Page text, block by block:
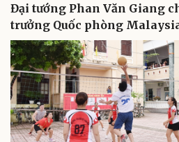
Đại tướng Phan Văn Giang
trưởng Quốc phòng